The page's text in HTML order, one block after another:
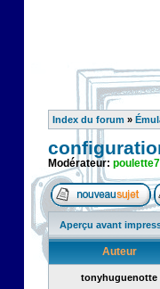
Index du forum »
Modérateur:
Aperçu avant
Auteur
tonyhuguenotte